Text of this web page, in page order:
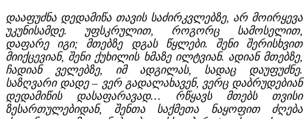
დააფუძნა დედამიწა თავის საძირკვლებზე, არ მოირყევა
უკუნისამდე. უფსკრულით, როგორც სამოსელით,
დაფარე იგი; მთებზე დგას წყლები. შენი შერისხვით
მიიქცევიან, შენი ქუხილის ხმაზე ილტვიან. ადიან მთებზე,
ჩადიან ველებზე, იმ ადგილას, სადაც დაუფუძნე.
საზღვარი დადე – ვერ გადალახავენ, ვერც დაბრუდებიან
დედამიწის დასაფარავად… რწყავს მთებს თვისი
ზესართულებიდან, შენთა საქმეთა ნაყოფით ძღება